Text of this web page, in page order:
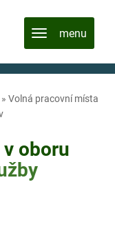
» Volná pracovní místa
oboru